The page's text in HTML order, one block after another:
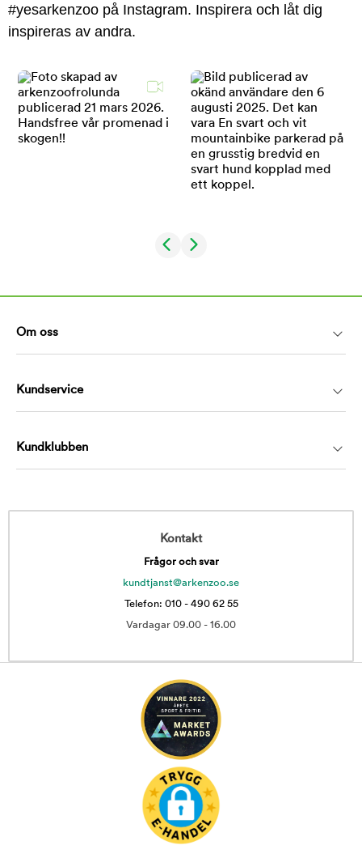
#yesarkenzoo på Instagram. Inspirera och låt dig
inspireras av andra.
Om oss
Kundservice
Kundklubben
Kontakt
Frågor och svar
kundtjanst@arkenzoo.se
Telefon: 010 - 490 62 55
Vardagar 09.00 - 16.00